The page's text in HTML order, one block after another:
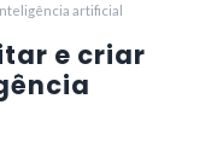
artificial
e criar